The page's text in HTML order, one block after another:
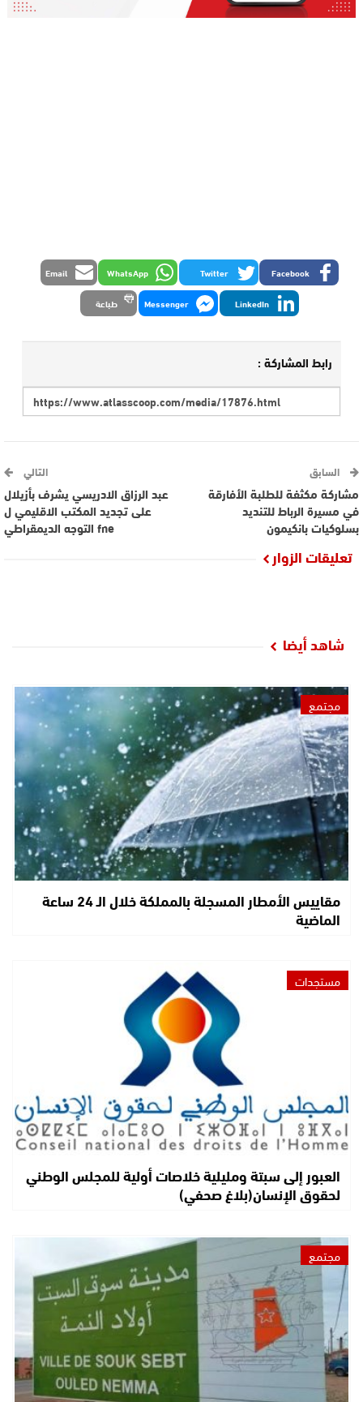
Facebook
Twitter
WhatsApp
Email
LinkedIn
Messenger طباعة
رابط المشاركة :
السابق
مشاركة مكثفة للطلبة الأفارقة
في مسيرة الرباط للتنديد
بسلوكيات بانكيمون
التالي
عبد الرزاق الادريسي يشرف بأزيلال
على تجديد المكتب الاقليمي ل
fne التوجه الديمقراطي
تعليقات الزوار
شاهد أيضا
مجتمع
مقاييس الأمطار المسجلة بالمملكة خلال الـ 24 ساعة
الماضية
مستجدات
العبور إلى سبتة ومليلية خلاصات أولية للمجلس الوطني
لحقوق الإنسان(بلاغ صحفي)
مجتمع